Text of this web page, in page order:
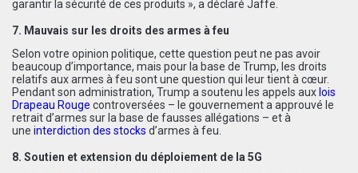
garantir la sécurité de ces produits », a déclaré Jaffe.
7. Mauvais sur les droits des armes à feu
Selon votre opinion politique, cette question peut ne pas avoir
beaucoup d’importance, mais pour la base de Trump, les droits
relatifs aux armes à feu sont une question qui leur tient à cœur.
Pendant son administration, Trump a soutenu les appels aux lois
Drapeau Rouge controversées – le gouvernement a approuvé le
retrait d’armes sur la base de fausses allégations – et à
une interdiction des stocks d’armes à feu.
8. Soutien et extension du déploiement de la 5G